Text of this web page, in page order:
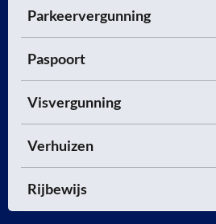
Parkeervergunning
Paspoort
Visvergunning
Verhuizen
Rijbewijs